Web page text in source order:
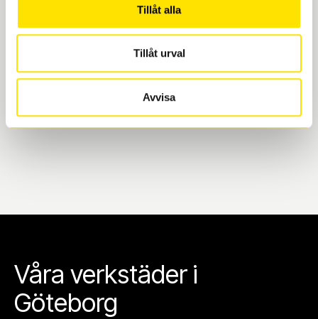
Tillåt alla
Tillåt urval
Avvisa
När du beställer dina nya däck eller fälgar hos oss
levereras de direkt till någon av våra däckverkstäder i
Göteborg. Välj mellan Hisingen (Bäckebol) eller
Mölndal. I beställningen anger du datum och tid för
vi till att de uppfyller alla krav för en säker körning.
Våra verkstäder i
Göteborg